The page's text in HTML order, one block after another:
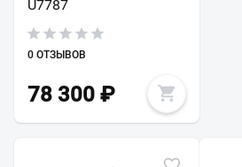
U7787
0 ОТЗЫВОВ
78 300 ₽